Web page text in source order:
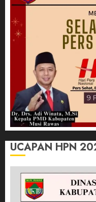
UCAPAN HPN